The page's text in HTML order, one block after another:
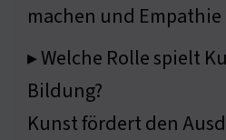
machen und
▸ Welche Rolle spielt
Bildung?
Kunst fördert den